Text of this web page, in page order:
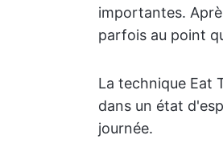
importantes.
parfois au point
La technique Eat
dans un état
journée.